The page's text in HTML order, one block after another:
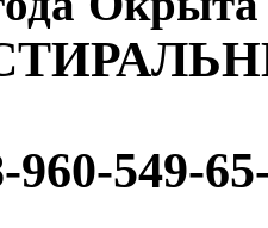
960-549-